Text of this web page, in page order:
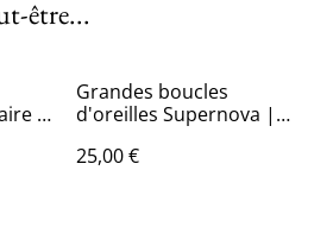
être...
|
Grandes boucles
d'oreilles Supernova |
25,00 €